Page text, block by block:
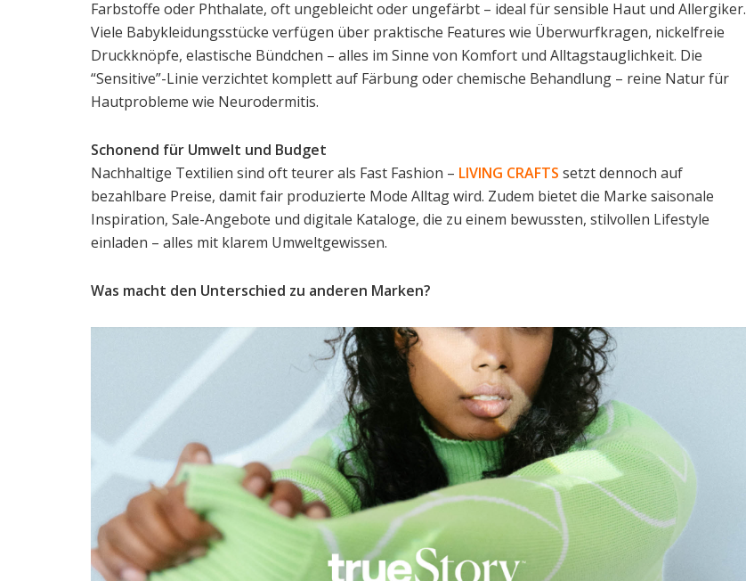
Farbstoffe oder Phthalate, oft ungebleicht oder ungefärbt – ideal für sensible Haut und Allergiker.
Viele Babykleidungsstücke verfügen über praktische Features wie Überwurfkragen, nickelfreie
Druckknöpfe, elastische Bündchen – alles im Sinne von Komfort und Alltagstauglichkeit. Die
“Sensitive”-Linie verzichtet komplett auf Färbung oder chemische Behandlung – reine Natur für
Hautprobleme wie Neurodermitis.
Schonend für Umwelt und Budget
Nachhaltige Textilien sind oft teurer als Fast Fashion – LIVING CRAFTS setzt dennoch auf
bezahlbare Preise, damit fair produzierte Mode Alltag wird. Zudem bietet die Marke saisonale
Inspiration, Sale-Angebote und digitale Kataloge, die zu einem bewussten, stilvollen Lifestyle
einladen – alles mit klarem Umweltgewissen.
Was macht den Unterschied zu anderen Marken?